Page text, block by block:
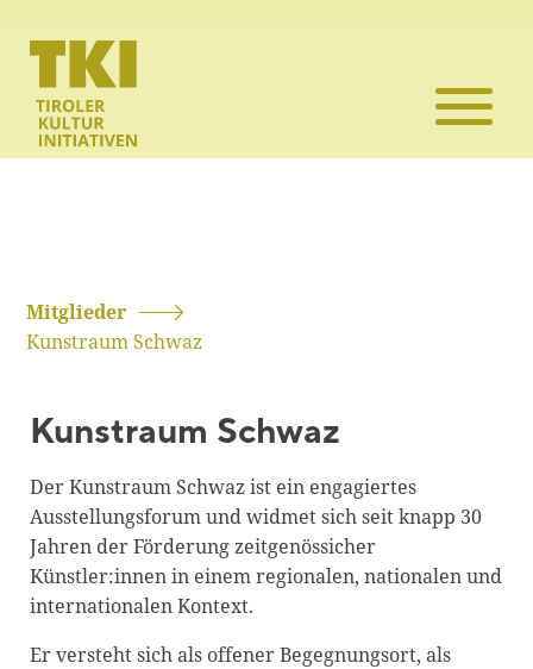
Mitglieder
Kunstraum Schwaz
Kunstraum Schwaz
Der Kunstraum Schwaz ist ein engagiertes
Ausstellungsforum und widmet sich seit knapp 30
Jahren der Förderung zeitgenössicher
Künstler:innen in einem regionalen, nationalen und
internationalen Kontext.
Er versteht sich als offener Begegnungsort, als
Die TKI
Mitglieder
Infothek
Kontakt
Blackboard
Presse